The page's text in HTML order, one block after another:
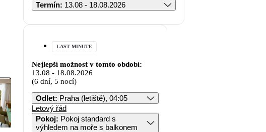
Termín: 13.08 - 18.08.2026
LAST MINUTE
Nejlepší možnost v tomto období:
13.08 - 18.08.2026
(6 dní, 5 nocí)
Odlet: Praha (letiště), 04:05
Letový řád
Pokoj: Pokoj standard s
výhledem na moře s balkonem